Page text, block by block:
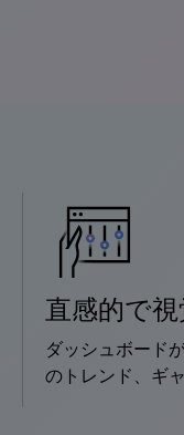
直感的で
ダッシュボード
のトレンド、ギ